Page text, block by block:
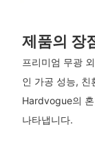
제품의 장
프리미엄 무광
인 가공 성능, 친
Hardvogue의
나타냅니다.